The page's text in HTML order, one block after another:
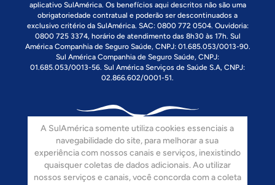
A SulAmérica somente utiliza cookies essenciais a
navegabilidade do site, para melhorar a sua
experiência com nossos canais e serviços, inexistindo
quaisquer coletas de dados adicionais. Ao utilizar
nossos serviços e canais, você concorda com a coleta
aplicativo SulAmérica. Os benefícios aqui descritos não são uma
obrigatoriedade contratual e poderão ser descontinuados a
exclusivo critério da SulAmérica. SAC: 0800 772 0504. Ouvidoria:
0800 725 3374, horário de atendimento das 8h30 às 17h. Sul
América Companhia de Seguro Saúde, CNPJ: 01.685.053/0013-90.
Sul América Companhia de Seguro Saúde, CNPJ:
01.685.053/0013-56. Sul América Serviços de Saúde S.A, CNPJ:
02.866.602/0001-51.
Siga-nos: